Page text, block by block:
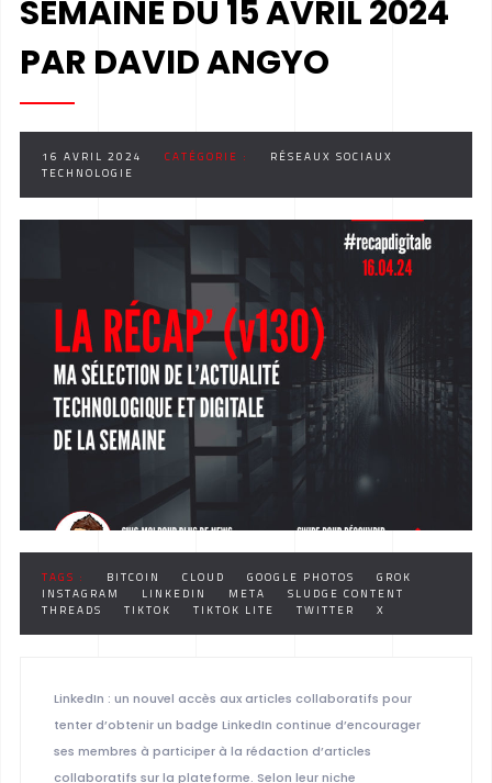
SEMAINE DU 15 AVRIL 2024
PAR DAVID ANGYO
16 AVRIL 2024 CATÉGORIE :
RÉSEAUX SOCIAUX
TECHNOLOGIE
TAGS : BITCOIN CLOUD GOOGLE PHOTOS
GROK
INSTAGRAM
LINKEDIN META
SLUDGE CONTENT
THREADS
TIKTOK TIKTOK LITE TWITTER X
LinkedIn : un nouvel accès aux articles collaboratifs pour
tenter d’obtenir un badge LinkedIn continue d’encourager
ses membres à participer à la rédaction d’articles
collaboratifs sur la plateforme. Selon leur niche